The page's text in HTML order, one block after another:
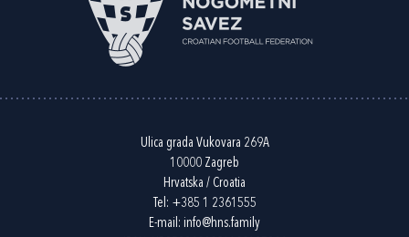
Ulica grada Vukovara 269A
10000 Zagreb
Hrvatska / Croatia
Tel: +385 1 2361555
E-mail: info@hns.family